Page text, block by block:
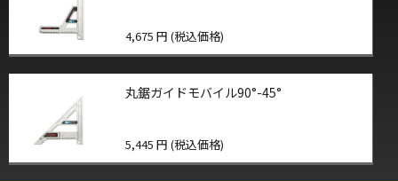
4,675 円 (税込価格)
丸鋸ガイドモバイル90°-45°
5,445 円 (税込価格)